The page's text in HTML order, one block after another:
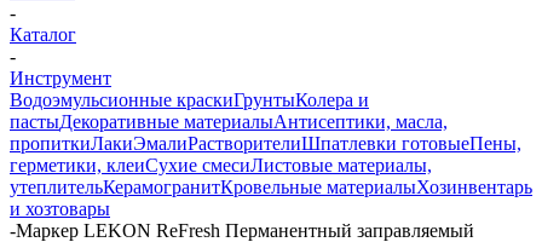
-
Каталог
-
Инструмент
Водоэмульсионные краскиГрунтыКолера и
пастыДекоративные материалыАнтисептики, масла,
пропиткиЛакиЭмалиРастворителиШпатлевки готовыеПены,
герметики, клеиСухие смесиЛистовые материалы,
утеплительКерамогранитКровельные материалыХозинвентарь
и хозтовары
-Маркер LEKON ReFresh Перманентный заправляемый